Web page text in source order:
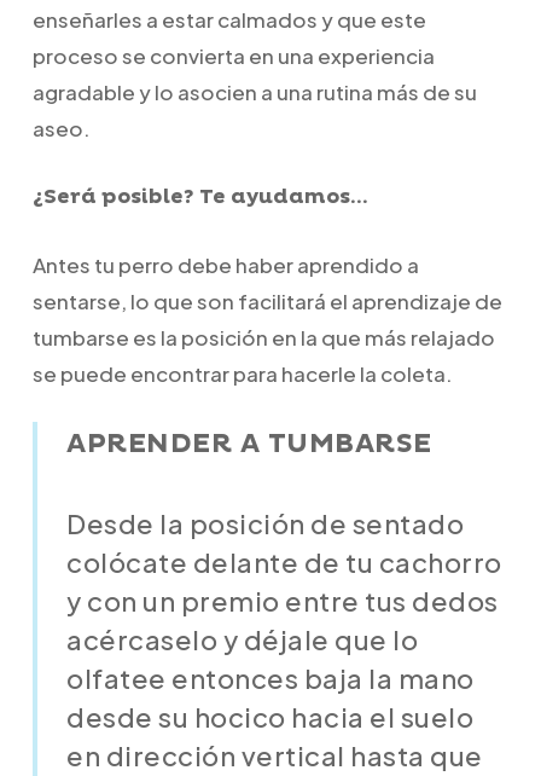
enseñarles a estar calmados y que este
proceso se convierta en una experiencia
agradable y lo asocien a una rutina más de su
aseo.
¿Será posible? Te ayudamos…
Antes tu perro debe haber aprendido a
sentarse, lo que son facilitará el aprendizaje de
tumbarse es la posición en la que más relajado
se puede encontrar para hacerle la coleta.
APRENDER A TUMBARSE
Desde la posición de sentado
colócate delante de tu cachorro
y con un premio entre tus dedos
acércaselo y déjale que lo
olfatee entonces baja la mano
desde su hocico hacia el suelo
en dirección vertical hasta que